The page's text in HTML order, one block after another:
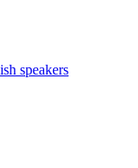
speakers